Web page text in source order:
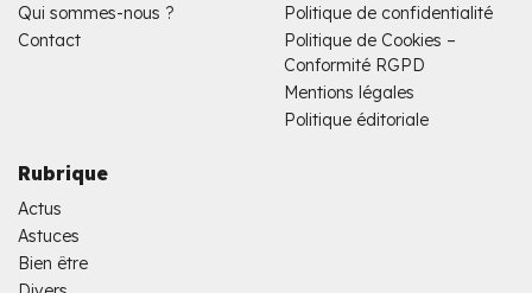
Qui sommes-nous ?
Contact
Politique de confidentialité
Politique de Cookies –
Conformité RGPD
Mentions légales
Politique éditoriale
Rubrique
Actus
Astuces
Bien être